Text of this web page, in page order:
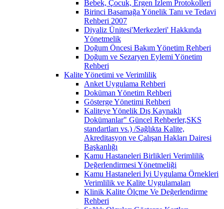
Bebek, Çocuk, Ergen İzlem Protokolleri
Birinci Basamağa Yönelik Tanı ve Tedavi
Rehberi 2007
Diyaliz Ünitesi'Merkezleri' Hakkında
Yönetmelik
Doğum Öncesi Bakım Yönetim Rehberi
Doğum ve Sezaryen Eylemi Yönetim
Rehberi
Kalite Yönetimi ve Verimlilik
Anket Uygulama Rehberi
Doküman Yönetim Rehberi
Gösterge Yönetimi Rehberi
Kaliteye Yönelik Dış Kaynaklı
Dokümanlar" Güncel Rehberler,SKS
standartları vs.) /Sağlıkta Kalite,
Akreditasyon ve Çalışan Hakları Dairesi
Başkanlığı
Kamu Hastaneleri Birlikleri Verimlilik
Değerlendirmesi Yönetmeliği
Kamu Hastaneleri İyi Uygulama Örnekleri
Verimlilik ve Kalite Uygulamaları
Klinik Kalite Ölçme Ve Değerlendirme
Rehberi